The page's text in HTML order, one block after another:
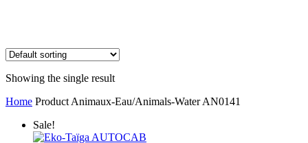
Showing the single result
Home Product Animaux-Eau/Animals-WaterAN0141
Sale!